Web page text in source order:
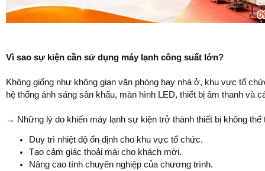
Vì sao sự kiện cần sử dụng máy lạnh công suất lớn?
Không giống như không gian văn phòng hay nhà ở, khu vực tổ
hệ thống ánh sáng sân khấu, màn hình LED, thiết bị âm thanh và
→ Những lý do khiến máy lạnh sự kiện trở thành thiết bị không thể
Duy trì nhiệt độ ổn định cho khu vực tổ chức.
Tạo cảm giác thoải mái cho khách mời.
Nâng cao tính chuyên nghiệp của chương trình.